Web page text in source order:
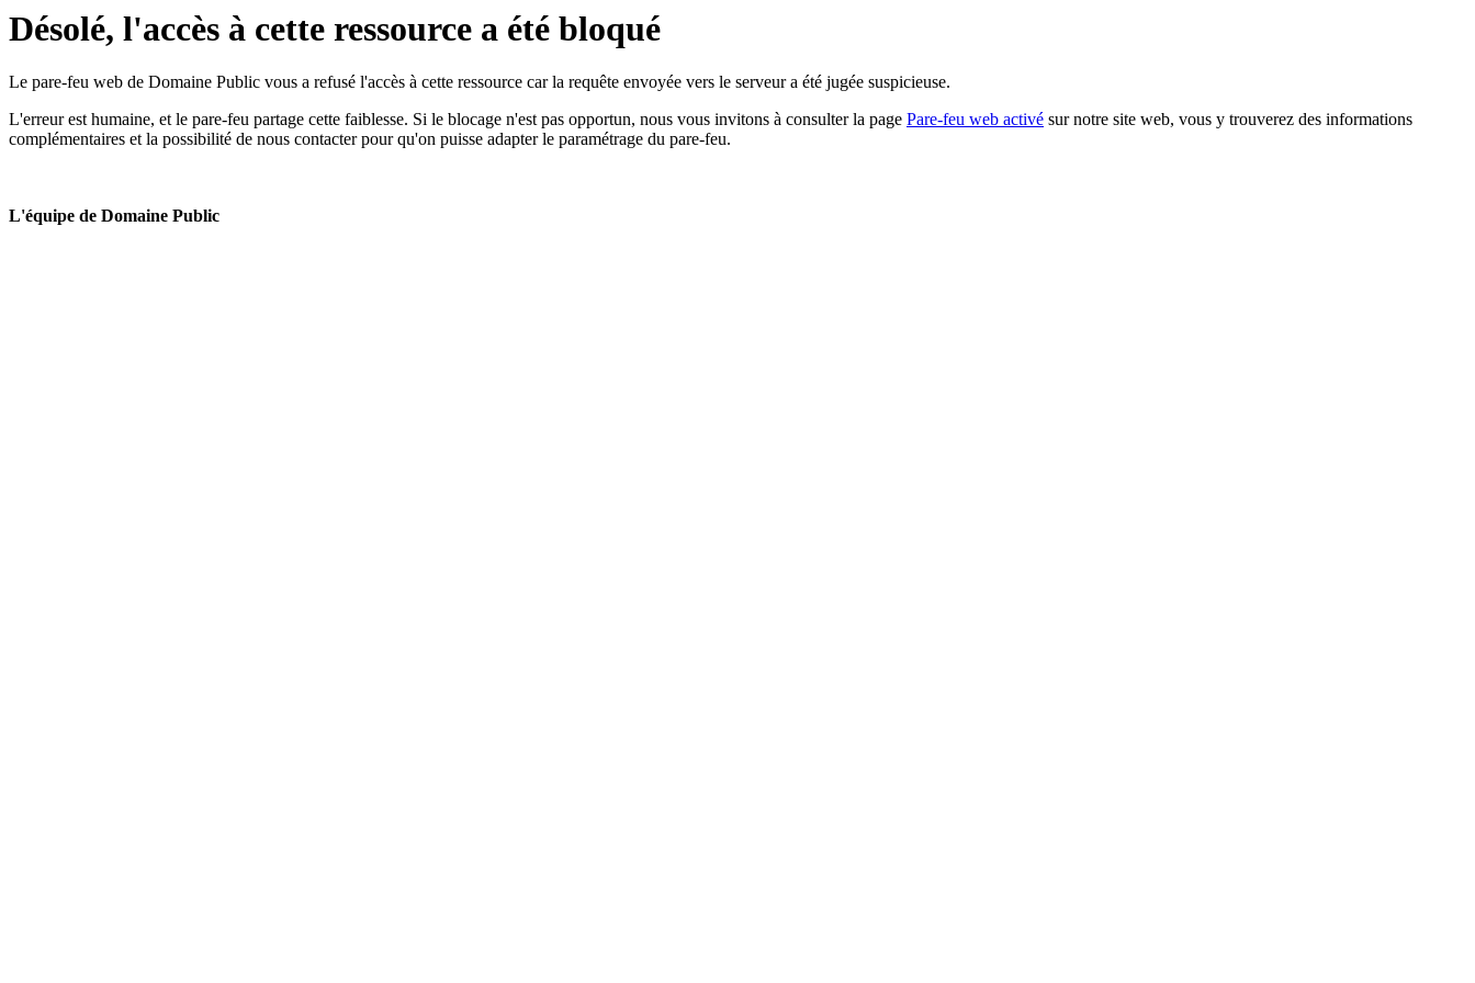
Désolé, l'accès à cette ressource a été bloqué
Le pare-feu web de Domaine Public vous a refusé l'accès à cette ressource car la requête envoyée vers le serveur a été jugée suspicieuse.
L'erreur est humaine, et le pare-feu partage cette faiblesse. Si le blocage n'est pas opportun, nous vous invitons à consulter la page Pare-feu web activé sur notre site web, vous y trouverez des informations
complémentaires et la possibilité de nous contacter pour qu'on puisse adapter le paramétrage du pare-feu.
L'équipe de Domaine Public